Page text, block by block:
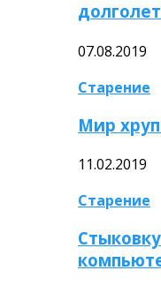
07.08.2019
Старение
Мир
11.02.2019
Старение